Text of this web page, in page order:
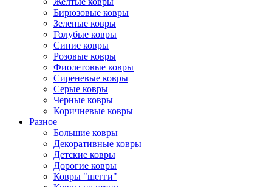
Бирюзовые ковры
Зеленые ковры
Голубые ковры
Синие ковры
Розовые ковры
Фиолетовые ковры
Сиреневые ковры
Серые ковры
Черные ковры
Коричневые ковры
Разное
Большие ковры
Декоративные ковры
Детские ковры
Дорогие ковры
Ковры "шегги"